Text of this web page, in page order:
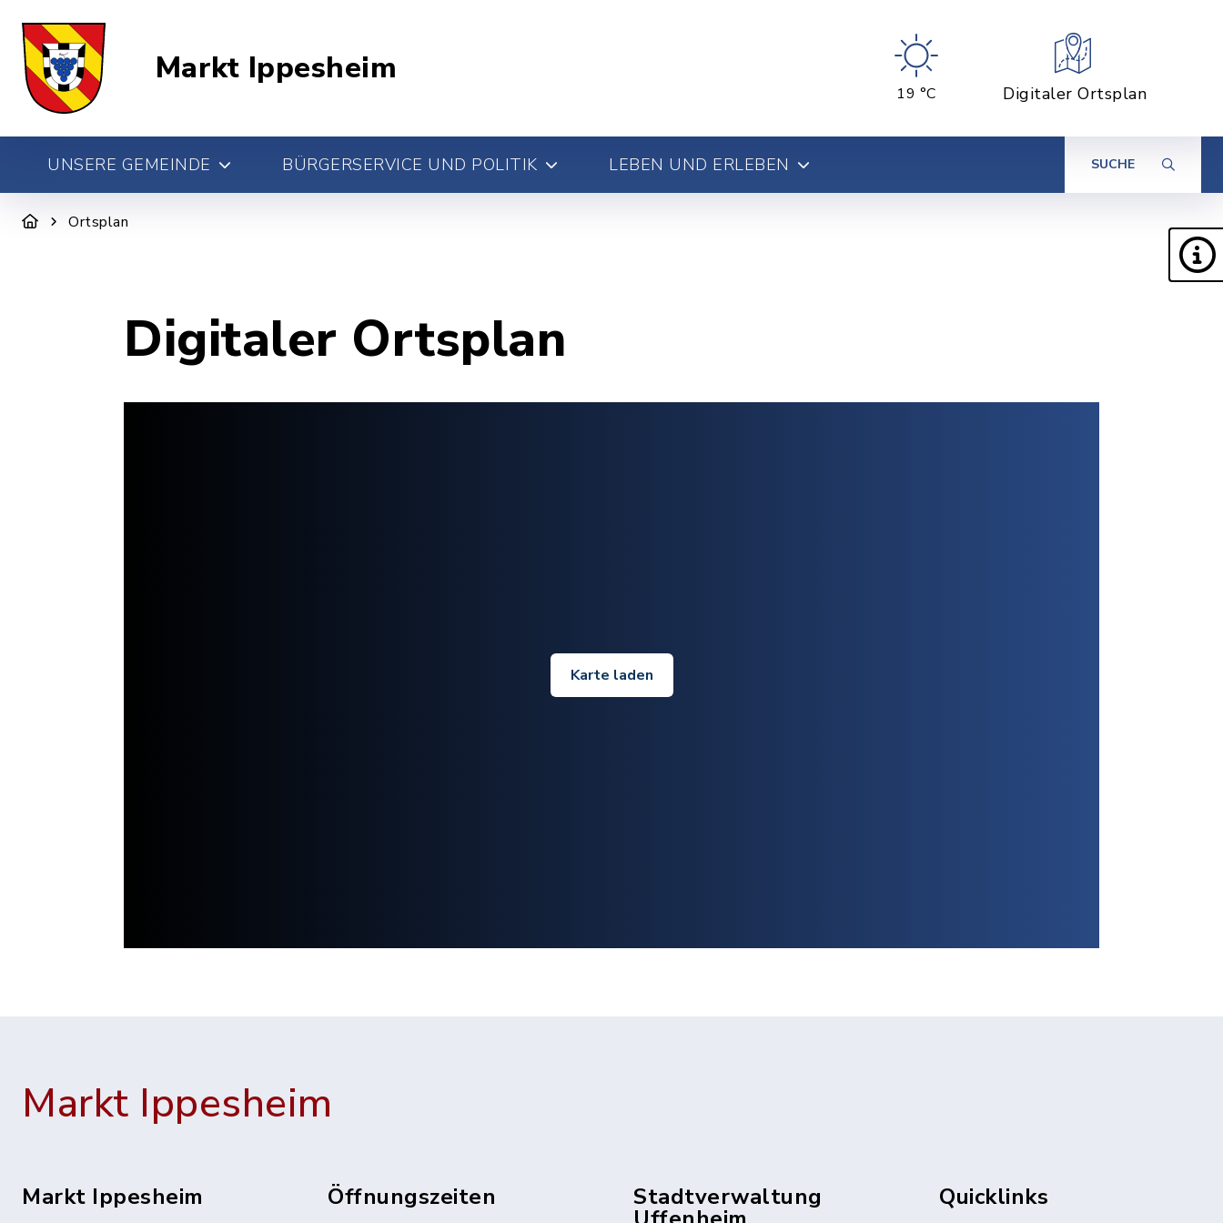
Markt Ippesheim
19 °C Digitaler Ortsplan
UNSERE GEMEINDE BÜRGERSERVICE UND POLITIK LEBEN UND ERLEBEN SUCHE
Ortsplan
Digitaler Ortsplan
Karte laden
Markt Ippesheim
Markt Ippesheim Öffnungszeiten Stadtverwaltung Quicklinks